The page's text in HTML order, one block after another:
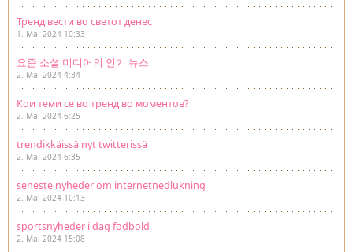
Тренд вести во светот денес
1. Mai 2024 10:33
요즘 소셜 미디어의 인기 뉴스
2. Mai 2024 4:34
Кои теми се во тренд во моментов?
2. Mai 2024 6:25
trendikkäissä nyt twitterissä
2. Mai 2024 6:35
seneste nyheder om internetnedlukning
2. Mai 2024 10:13
sportsnyheder i dag fodbold
2. Mai 2024 15:08